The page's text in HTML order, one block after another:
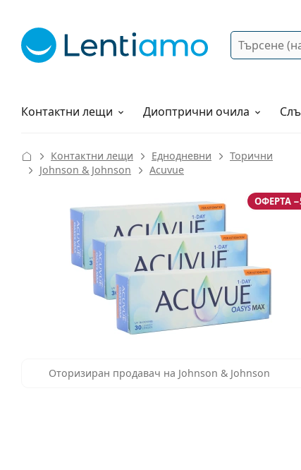
Търсене
Контактни лещи
Разтвори Диоптрични очила
Как да поръчам?
Контактни лещи Еднодневни
Торични
Johnson & Johnson
Acuvue
ОФЕРТА
Оторизиран продавач на Johnson & Johnson